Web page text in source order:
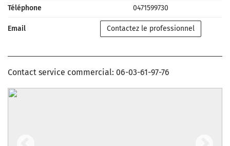
Téléphone
0471599730
Email Contactez le professionnel
Contact service commercial: 06-03-61-97-76